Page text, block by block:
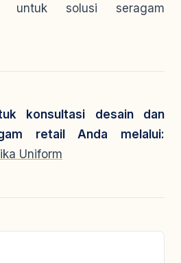
untuk solusi seragam
konsultasi desain dan
retail Anda melalui:
Uniform